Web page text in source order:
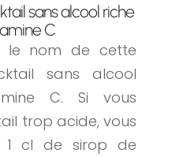
sans alcool riche
C
le nom de cette
sans alcool
C. Si vous
trop acide, vous
1 cl de sirop de